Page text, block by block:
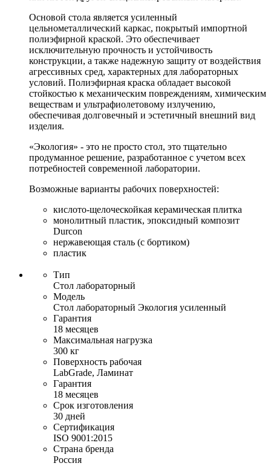
Основой стола является усиленный
цельнометаллический каркас, покрытый импортной
полиэфирной краской. Это обеспечивает
исключительную прочность и устойчивость
конструкции, а также надежную защиту от воздействия
агрессивных сред, характерных для лабораторных
условий. Полиэфирная краска обладает высокой
стойкостью к механическим повреждениям, химическим
веществам и ультрафиолетовому излучению,
обеспечивая долговечный и эстетичный внешний вид
изделия.
«Экология» - это не просто стол, это тщательно
продуманное решение, разработанное с учетом всех
потребностей современной лаборатории.
Возможные варианты рабочих поверхностей:
кислото-щелоческойкая керамическая плитка
монолитный пластик, эпоксидный композит
Durcon
нержавеющая сталь (с бортиком)
пластик
Тип
Стол лабораторный
Модель
Стол лабораторный Экология усиленный
Гарантия
18 месяцев
Максимальная нагрузка
300 кг
Поверхность рабочая
LabGrade, Ламинат
Гарантия
18 месяцев
Срок изготовления
30 дней
Сертификация
ISO 9001:2015
Страна бренда
Россия